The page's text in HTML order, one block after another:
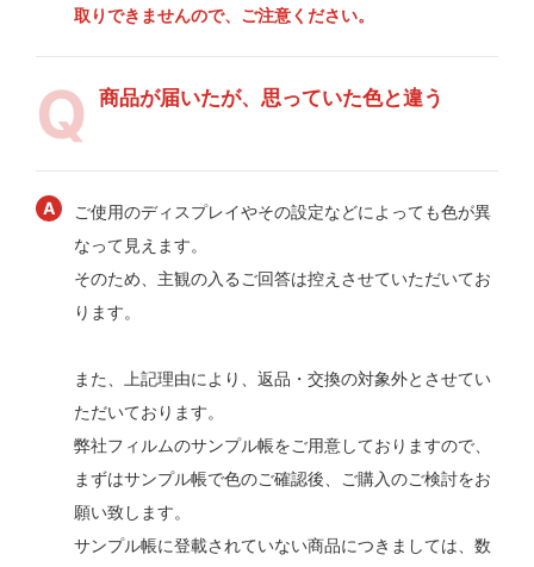
取りできませんので、ご注意ください。
商品が届いたが、思っていた色と違う
ご使用のディスプレイやその設定などによっても色が異
なって見えます。
そのため、主観の入るご回答は控えさせていただいてお
ります。
また、上記理由により、返品・交換の対象外とさせてい
ただいております。
弊社フィルムのサンプル帳をご用意しておりますので、
まずはサンプル帳で色のご確認後、ご購入のご検討をお
願い致します。
サンプル帳に登載されていない商品につきましては、数